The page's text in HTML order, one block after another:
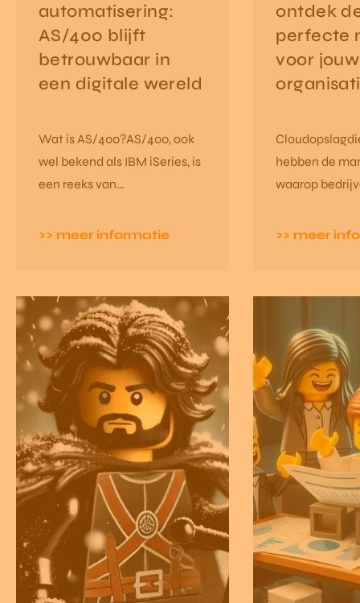
automatisering:
AS/400 blijft
betrouwbaar in
een digitale wereld
Wat is AS/400?AS/400, ook
wel bekend als IBM iSeries, is
een reeks van
geïntroduceerd werden door
>> meer informatie
ontdek
perfecte
voor jouw
hebben de
waarop
beheren
beschikbaar,
even
>> meer